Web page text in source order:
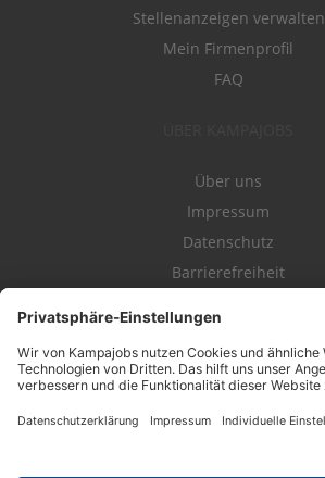
Stellenanzeigen verwalten
Mein Firmenprofil
FAQ
Über uns
Impressum
Datenschutz
Barrierefreiheit
Campajobs Romandie
Kampahire
Kampagnenforum
LeadNow